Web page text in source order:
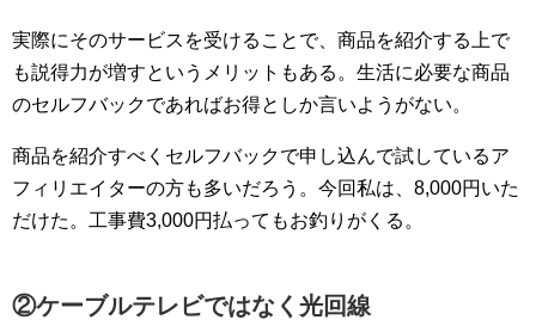
実際にそのサービスを受けることで、商品を紹介する上で
も説得力が増すというメリットもある。生活に必要な商品
のセルフバックであればお得としか言いようがない。
商品を紹介すべくセルフバックで申し込んで試しているア
フィリエイターの方も多いだろう。今回私は、8,000円いた
だけた。工事費3,000円払ってもお釣りがくる。
②ケーブルテレビではなく光回線